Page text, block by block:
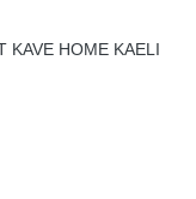
KAVE HOME KAELI